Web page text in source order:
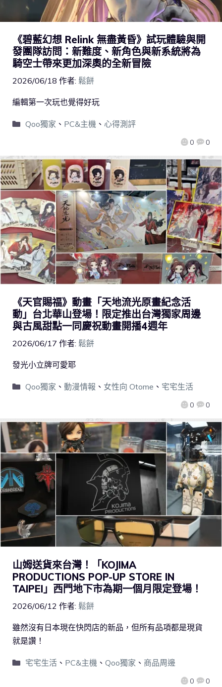
《碧藍幻想 Relink 無盡黃昏》試玩體驗與開
發團隊訪問：新難度、新角色與新系統將為
騎空士帶來更加深奧的全新冒險
2026/06/18 作者: 鬆餅
0 0
編輯第一次玩也覺得好玩
Qoo獨家 、 PC&主機 、 心得測評
《天官賜福》動畫「天地流光原畫紀念活
動」台北華山登場！限定推出台灣獨家周邊
與古風甜點一同慶祝動畫開播4週年
2026/06/17 作者: 鬆餅
0 0
發光小立牌可愛耶
Qoo獨家 、 動漫情報 、 女性向 Otome 、 宅宅生活
山姆送貨來台灣！「KOJIMA
PRODUCTIONS POP-UP STORE IN
TAIPEI」西門地下市為期一個月限定登場！
2026/06/12 作者: 鬆餅
0 0
雖然沒有日本現在快閃店的新品，但所有品項都是現貨
就是讚！
宅宅生活、 PC&主機、 Qoo獨家 、 商品周邊